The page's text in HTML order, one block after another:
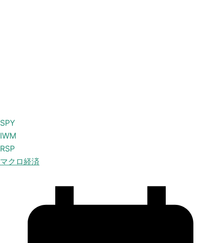
SPY
IWM
RSP
マクロ経済